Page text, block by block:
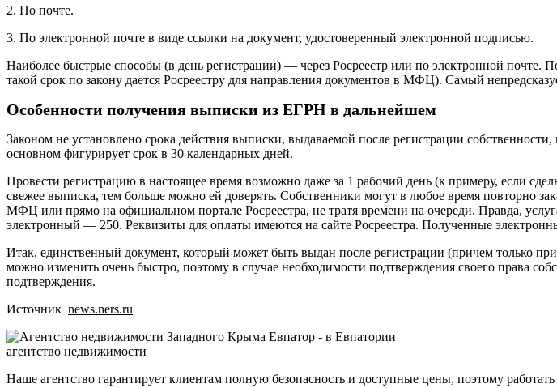
2. По почте.
3. По электронной почте в виде ссылки на документ, удостоверенный электронной подписью.
Наиболее быстрые способы (в день регистрации) — через Росреестр или по электронной
такой срок по закону дается Росреестру для направления документов в МФЦ). Самый
Особенности получения выписки из ЕГРН в дальнейшем
Законом не установлено срока действия выписки, выдаваемой после регистрации
основном фигурирует срок в 30 календарных дней.
Провести регистрацию в настоящее время возможно даже за 1 рабочий день (к примеру, если
свежее выписка, тем больше можно ей доверять. Собственники могут в любое время повторно
МФЦ или прямо на официальном портале Росреестра, не тратя времени на очереди. Правда,
электронный — 250. Реквизиты для оплаты имеются на сайте Росреестра. Полученные
Итак, единственный документ, который может быть выдан после регистрации (причем только
можно изменить очень быстро, поэтому в случае необходимости подтверждения своего права
подтверждения.
Источник news.ners.ru
агентство недвижимости
Наше агентство гарантирует клиентам полную безопасность и доступные цены, поэтому